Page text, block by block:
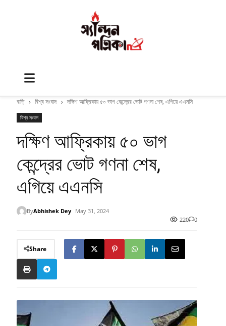
বাড়ি বিশ্ব সংবাদ দক্ষিণ আফ্রিকায় ৫০ ভাগ কেন্দ্রের ভোট গণনা শেষ, এগিয়ে এএনসি
বিশ্ব সংবাদ
দক্ষিণ আফ্রিকায় ৫০ ভাগ
কেন্দ্রের ভোট গণনা শেষ,
এগিয়ে এএনসি
ByAbhishek Dey
May 31, 2024
220
0
Share